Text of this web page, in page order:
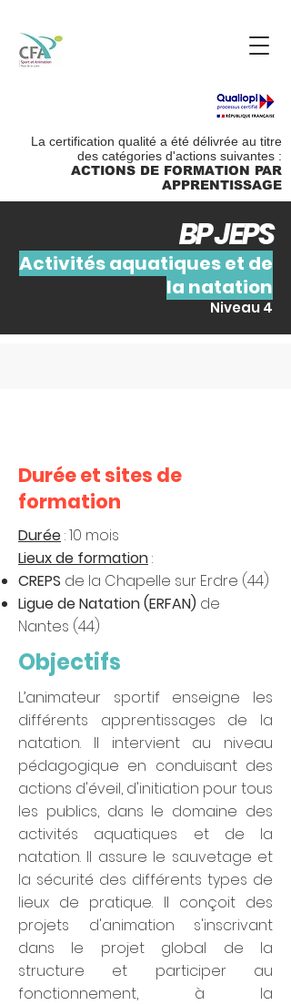
La certification qualité a été délivrée au titre
des catégories d'actions suivantes :
ACTIONS DE FORMATION PAR
APPRENTISSAGE
BP JEPS
Activités aquatiques et de
la natation
Niveau 4
Durée et sites de
formation
Durée: 10 mois
Lieux de formation:
CREPS de la Chapelle sur Erdre (44)
Ligue de Natation (ERFAN) de
Nantes (44)
Objectifs
L’animateur sportif enseigne les
différents apprentissages de la
natation. Il intervient au niveau
pédagogique en conduisant des
actions d'éveil, d'initiation pour tous
les publics, dans le domaine des
activités aquatiques et de la
natation. Il assure le sauvetage et
la sécurité des différents types de
lieux de pratique. Il conçoit des
projets d'animation s'inscrivant
dans le projet global de la
structure et participer au
fonctionnement, à la